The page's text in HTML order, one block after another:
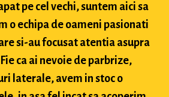
pe cel vechi, suntem aici sa
o echipa de oameni pasionati
si-au focusat atentia asupra
ca ai nevoie de parbrize,
laterale, avem in stoc o